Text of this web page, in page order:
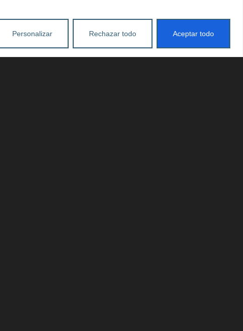
Personalizar Rechazar todo Aceptar todo